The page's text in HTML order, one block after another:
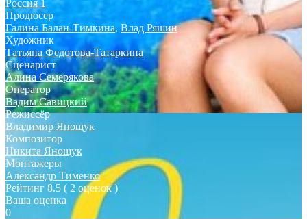
Россия 1
Продюсер
Галина Балан-Тимкина, Влад Ряшин
Художник
Татьяна Федотова-Татаркина
Сценарист
Алина Семерякова
Оператор
Вадим Савицкий
Режиссёр
Владимир Янощук
Композитор
Никита Янощук
Монтажеры
Александр Тименко
Рейтинг 8.5 ( 2 оценок )
Ваша оценка
0